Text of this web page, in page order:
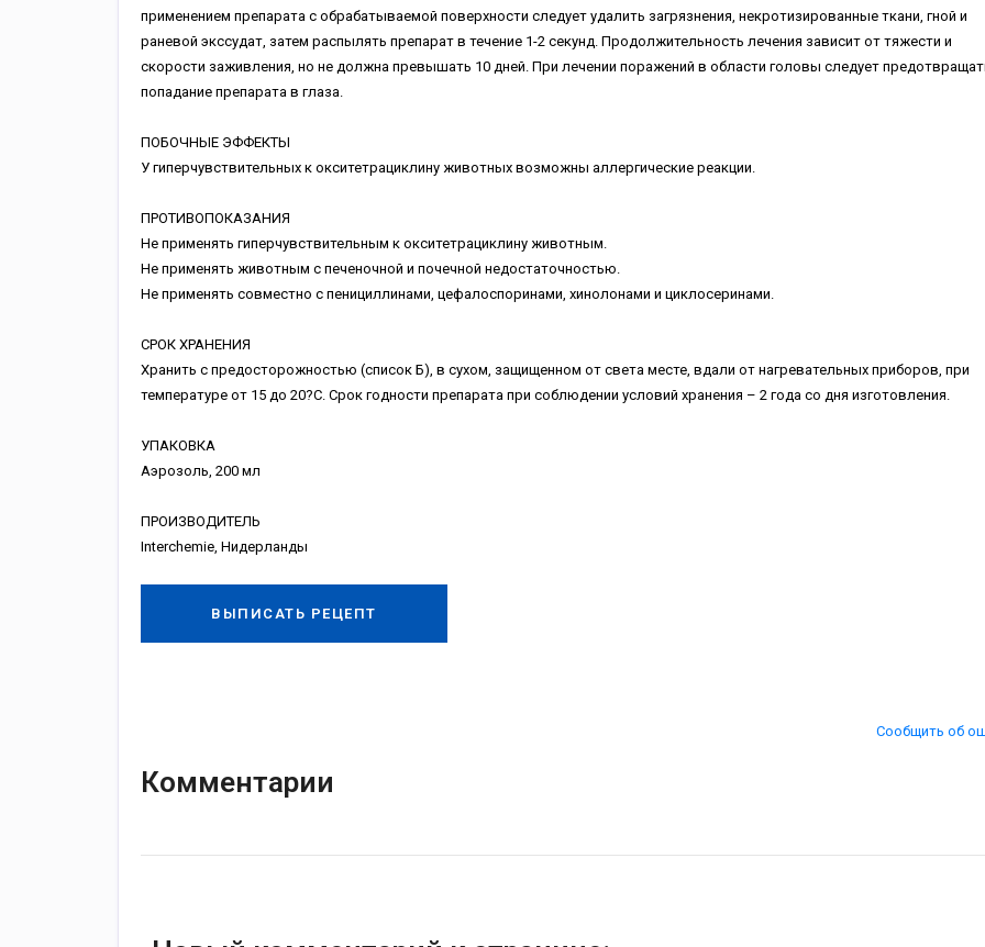
применением препарата с обрабатываемой поверхности следует удалить загрязнения, некротизированные ткани, гной и
раневой экссудат, затем распылять препарат в течение 1-2 секунд. Продолжительность лечения зависит от тяжести и
скорости заживления, но не должна превышать 10 дней. При лечении поражений в области головы следует
попадание препарата в глаза.
ПОБОЧНЫЕ ЭФФЕКТЫ
У гиперчувствительных к окситетрациклину животных возможны аллергические реакции.
ПРОТИВОПОКАЗАНИЯ
Не применять гиперчувствительным к окситетрациклину животным.
Не применять животным с печеночной и почечной недостаточностью.
Не применять совместно с пенициллинами, цефалоспоринами, хинолонами и циклосеринами.
СРОК ХРАНЕНИЯ
Хранить с предосторожностью (список Б), в сухом, защищенном от света месте, вдали от нагревательных приборов, при
температуре от 15 до 20?С. Срок годности препарата при соблюдении условий хранения – 2 года со дня изготовления.
УПАКОВКА
Аэрозоль, 200 мл
ПРОИЗВОДИТЕЛЬ
Interchemie, Нидерланды
ВЫПИСАТЬ РЕЦЕПТ
Сообщить об
Комментарии